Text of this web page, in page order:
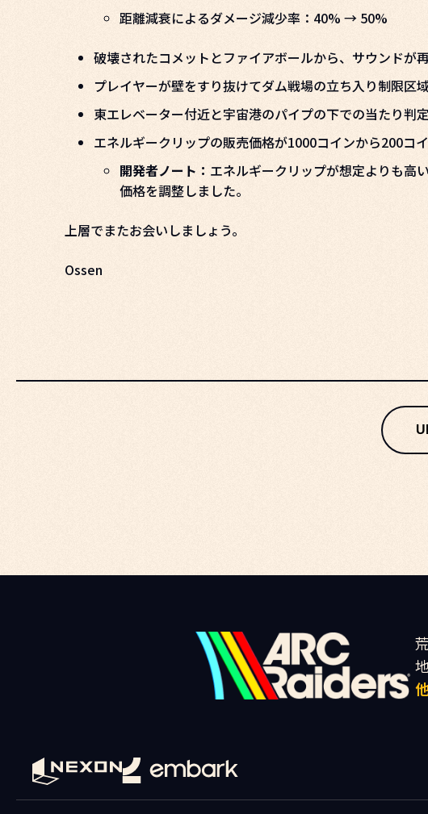
距離減衰によるダメージ減少率：40% → 50%
破壊されたコメットとファイアボールから、サウンドが
プレイヤーが壁をすり抜けてダム戦場の立ち入り制限区
東エレベーター付近と宇宙港のパイプの下での当たり判
エネルギークリップの販売価格が1000コインから200コ
開発者ノート： エネルギークリップが想定よりも高
価格を調整しました。
上層でまたお会いしましょう。
Ossen